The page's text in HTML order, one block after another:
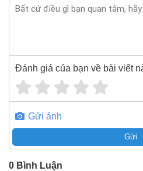
Đánh giá của bạn về bài viết
Gửi ảnh
Gửi
0 Bình Luận